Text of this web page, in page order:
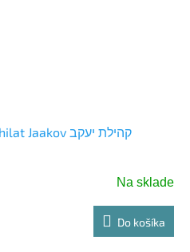
Moses Galante: Kehilat Jaakov קהילת יעקב
Na sklade
Do košíka